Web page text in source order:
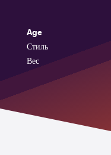
Age
Стиль
Вес